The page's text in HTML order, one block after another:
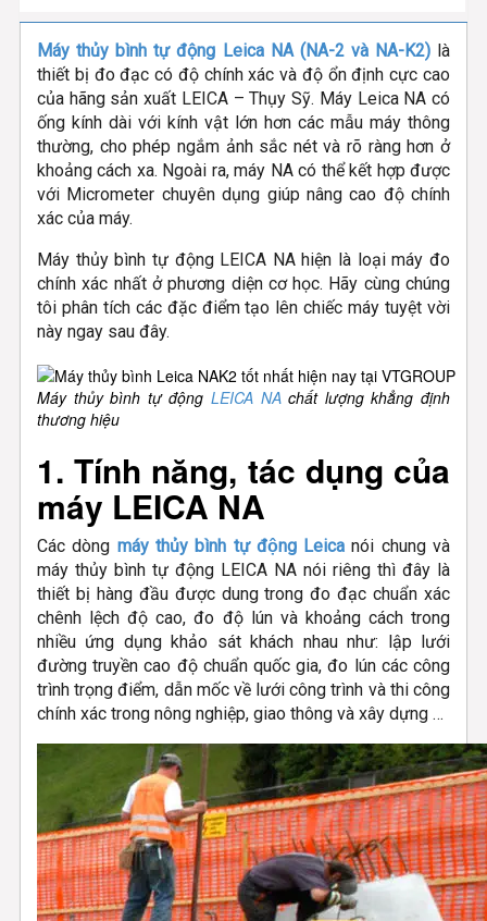
Máy thủy bình tự động Leica NA (NA-2 và NA-K2)là
thiết bị đo đạc có độ chính xác và độ ổn định cực cao
của hãng sản xuất LEICA – Thụy Sỹ. Máy Leica NA có
ống kính dài với kính vật lớn hơn các mẫu máy thông
thường, cho phép ngắm ảnh sắc nét và rõ ràng hơn ở
khoảng cách xa. Ngoài ra, máy NA có thể kết hợp được
với Micrometer chuyên dụng giúp nâng cao độ chính
xác của máy.
Máy thủy bình tự động LEICA NA hiện là loại máy đo
chính xác nhất ở phương diện cơ học. Hãy cùng chúng
tôi phân tích các đặc điểm tạo lên chiếc máy tuyệt vời
này ngay sau đây.
Máy thủy bình tự động LEICA NAchất lượng khẳng định
thương hiệu
1. Tính năng, tác dụng của
máy LEICA NA
Các dòng máy thủy bình tự động Leica nói chung và
máy thủy bình tự động LEICA NA nói riêng thì đây là
thiết bị hàng đầu được dung trong đo đạc chuẩn xác
chênh lệch độ cao, đo độ lún và khoảng cách trong
nhiều ứng dụng khảo sát khách nhau như: lập lưới
đường truyền cao độ chuẩn quốc gia, đo lún các công
trình trọng điểm, dẫn mốc về lưới công trình và thi công
chính xác trong nông nghiệp, giao thông và xây dựng …